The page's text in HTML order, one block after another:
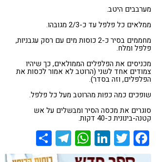
מערבבים היטב.
ממלאים כל פלפל עד כ-2/3 מגובהו.
מחממים בסיר כ-2 כוסות מים עם רסק עגבניות,
פלפל ומלח.
מכניסים את הפלפלים הממולאים, כך שיהיו
צמודים אחד לשני (הרוטב לא אמור לכסות את
הפלפלים, וזה בסדר).
שופכים כמה כפות מהרוטב מעל כל פלפל.
סוגרים את מכסה הסיר ומבשלים על אש
קטנה-בינונית כ-40 דקות.
Facebook
Twitter
LinkedIn
WhatsApp
Telegram